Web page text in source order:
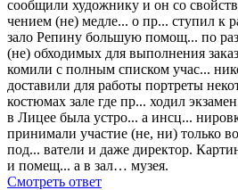
сообщили художнику и он со
чением (не) медле... о пр... ступил к
зало Репину большую помощ... по
(не) обходимых для выполнения
комили с полным списком учас...
доставили для работы портреты
костюмах зале где пр... ходил
в Лицее была устро... а инсц...
принимали участие (не, ни) только
под... ватели и даже директор.
и помещ... а в зал… музея.
Смотреть ответ